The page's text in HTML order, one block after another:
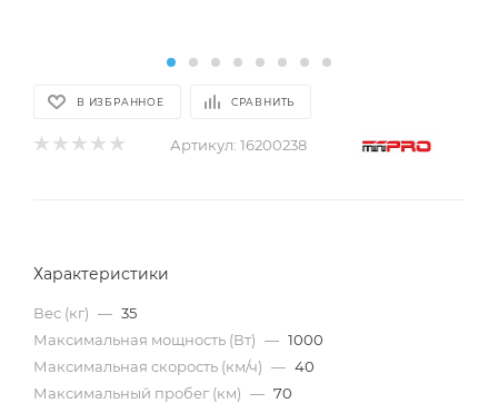
В ИЗБРАННОЕ СРАВНИТЬ
Артикул: 16200238
Характеристики
Вес (кг) — 35
Максимальная мощность (Вт) — 1000
Максимальная скорость (км/ч) — 40
Максимальный пробег (км) — 70